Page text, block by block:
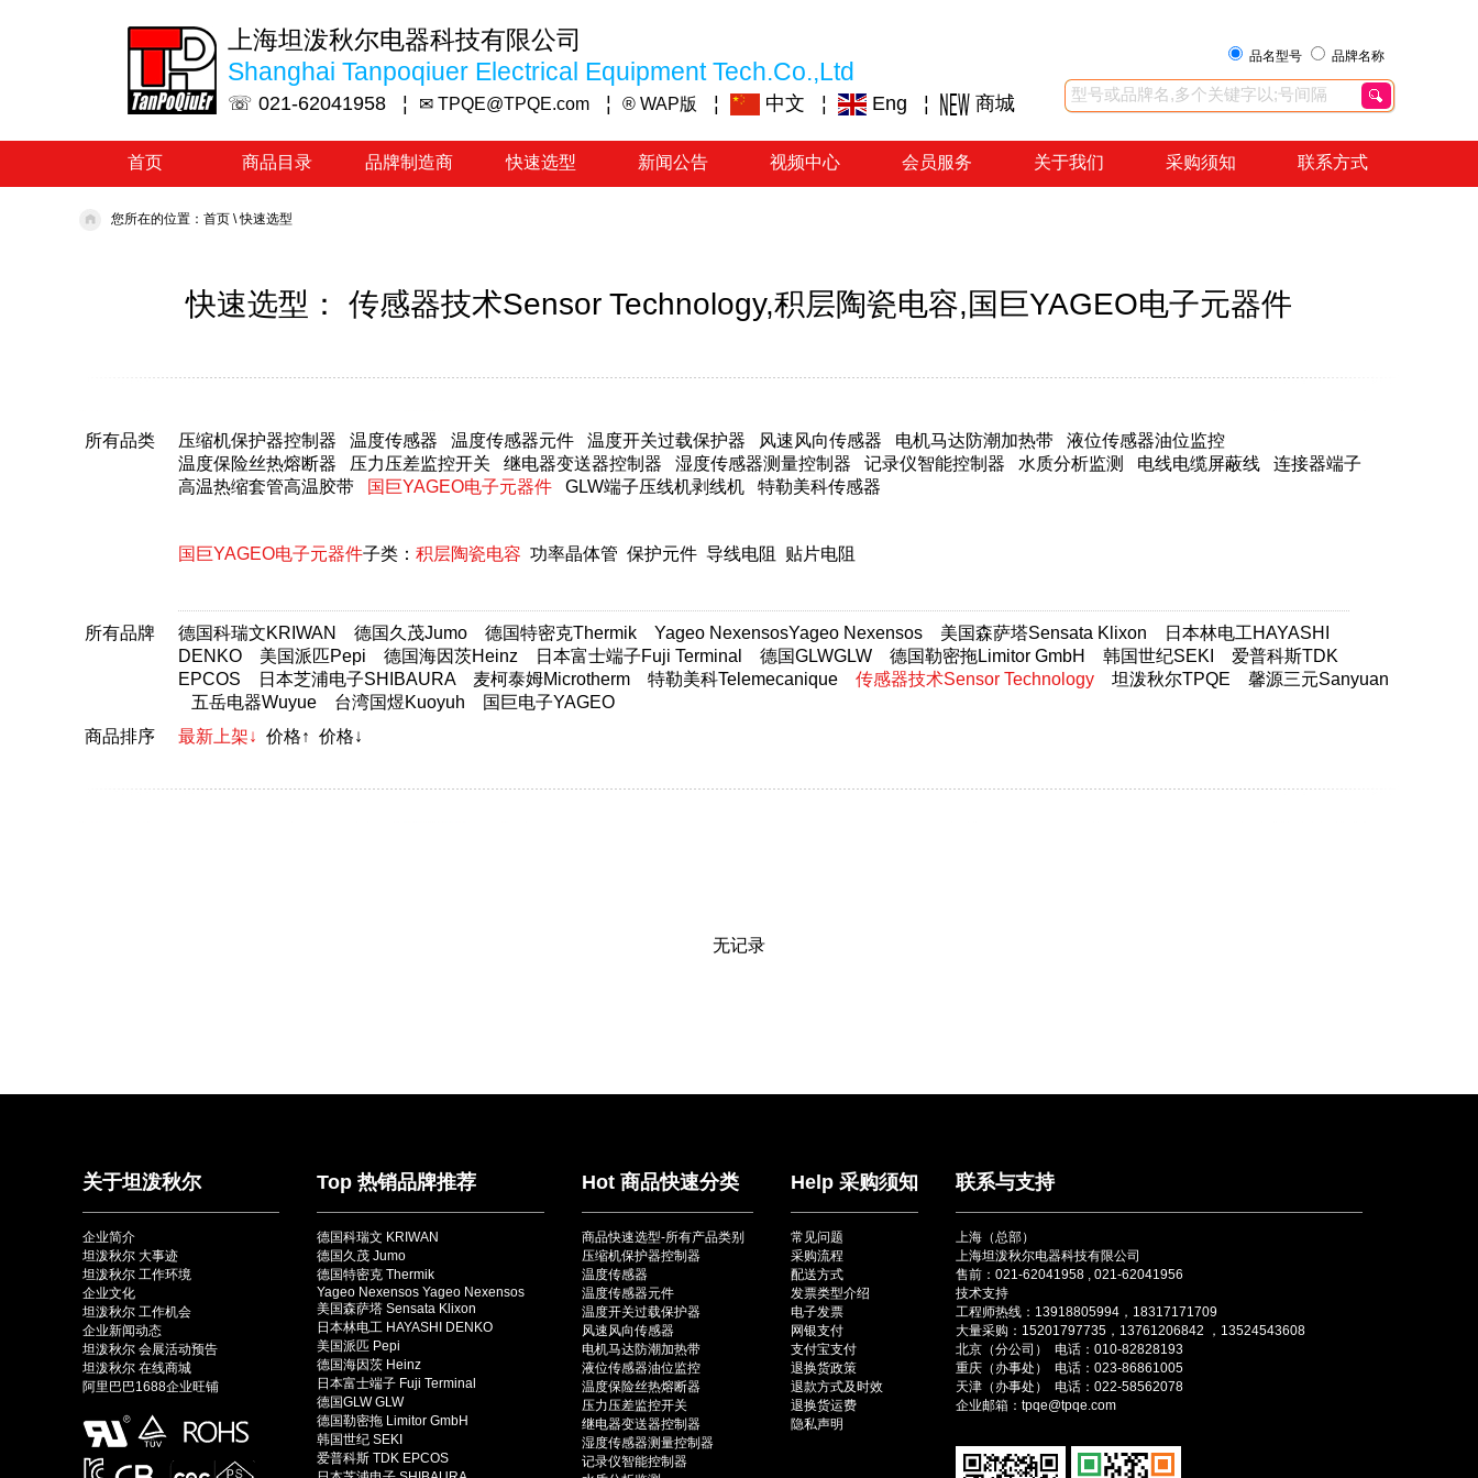
上海坦泼秋尔电器科技有限公司
Shanghai Tanpoqiuer Electrical Equipment Tech.Co.,Ltd
☏ 021-62041958 ¦ ✉ TPQE@TPQE.com ¦ ® WAP版 ¦ 中文 ¦ Eng ¦ 商城
品名型号 品牌名称
首页 商品目录 品牌制造商 快速选型 新闻公告 视频中心 会员服务 关于我们 采购须知 联系方式
您所在的位置： 首页 \快速选型
快速选型： 传感器技术Sensor Technology,积层陶瓷电容,国巨YAGEO电子元器件
所有品类 压缩机保护器控制器 温度传感器 温度传感器元件 温度开关过载保护器 风速风向传感器 电机马达防潮加热带
液位传感器油位监控
温度保险丝热熔断器
压力压差监控开关 继电器变送器控制器 湿度传感器测量控制器 记录仪智能控制器 水质分析监测 电线电缆屏蔽线
连接器端子
高温热缩套管高温胶带
国巨YAGEO电子元器件 GLW端子压线机剥线机 特勒美科传感器
国巨YAGEO电子元器件子类： 积层陶瓷电容 功率晶体管 保护元件 导线电阻 贴片电阻
所有品牌 德国科瑞文KRIWAN 德国久茂Jumo 德国特密克Thermik Yageo NexensosYageo Nexensos 美国森萨塔Sensata Klixon
日本林电工HAYASHI
DENKO
美国派匹Pepi 德国海因茨Heinz 日本富士端子Fuji Terminal 德国GLWGLW 德国勒密拖Limitor GmbH 韩国世纪SEKI
爱普科斯TDK
EPCOS
日本芝浦电子SHIBAURA 麦柯泰姆Microtherm 特勒美科Telemecanique 传感器技术Sensor Technology 坦泼秋尔TPQE
馨源三元Sanyuan
五岳电器Wuyue
台湾国煜Kuoyuh
国巨电子YAGEO
商品排序
最新上架↓ 价格↑ 价格↓
无记录
关于坦泼秋尔
企业简介
坦泼秋尔 大事迹
坦泼秋尔 工作环境
企业文化
坦泼秋尔 工作机会
企业新闻动态
坦泼秋尔 会展活动预告
坦泼秋尔 在线商城
阿里巴巴1688企业旺铺
Top 热销品牌推荐
德国科瑞文 KRIWAN
德国久茂 Jumo
德国特密克 Thermik
Yageo Nexensos Yageo Nexensos
美国森萨塔 Sensata Klixon
日本林电工 HAYASHI DENKO
美国派匹 Pepi
德国海因茨 Heinz
日本富士端子 Fuji Terminal
德国GLW GLW
德国勒密拖 Limitor GmbH
韩国世纪 SEKI
爱普科斯 TDK EPCOS
Hot 商品快速分类
商品快速选型-所有产品类别
压缩机保护器控制器
温度传感器
温度传感器元件
温度开关过载保护器
风速风向传感器
电机马达防潮加热带
液位传感器油位监控
温度保险丝热熔断器
压力压差监控开关
继电器变送器控制器
湿度传感器测量控制器
记录仪智能控制器
Help 采购须知
常见问题
采购流程
配送方式
发票类型介绍
电子发票
网银支付
支付宝支付
退换货政策
退款方式及时效
退换货运费
隐私声明
联系与支持
上海（总部）
上海坦泼秋尔电器科技有限公司
售前：021-62041958 , 021-62041956
技术支持
工程师热线：13918805994，18317171709
大量采购：15201797735，13761206842 ，13524543608
北京（分公司） 电话：010-82828193
重庆（办事处） 电话：023-86861005
天津（办事处） 电话：022-58562078
企业邮箱：tpqe@tpqe.com